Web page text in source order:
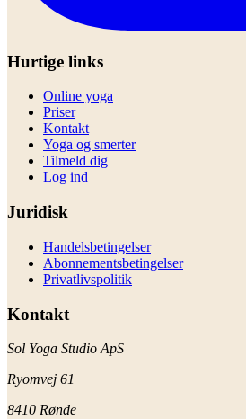
Hurtige links
Online yoga
Priser
Kontakt
Yoga og smerter
Tilmeld dig
Log ind
Juridisk
Handelsbetingelser
Abonnementsbetingelser
Privatlivspolitik
Kontakt
Sol Yoga Studio ApS
Ryomvej 61
8410 Rønde